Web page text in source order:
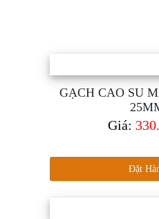
GẠCH CAO SU
Giá:
Đặt